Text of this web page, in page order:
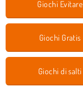
Giochi Evitare
Giochi Gratis
Giochi di salti